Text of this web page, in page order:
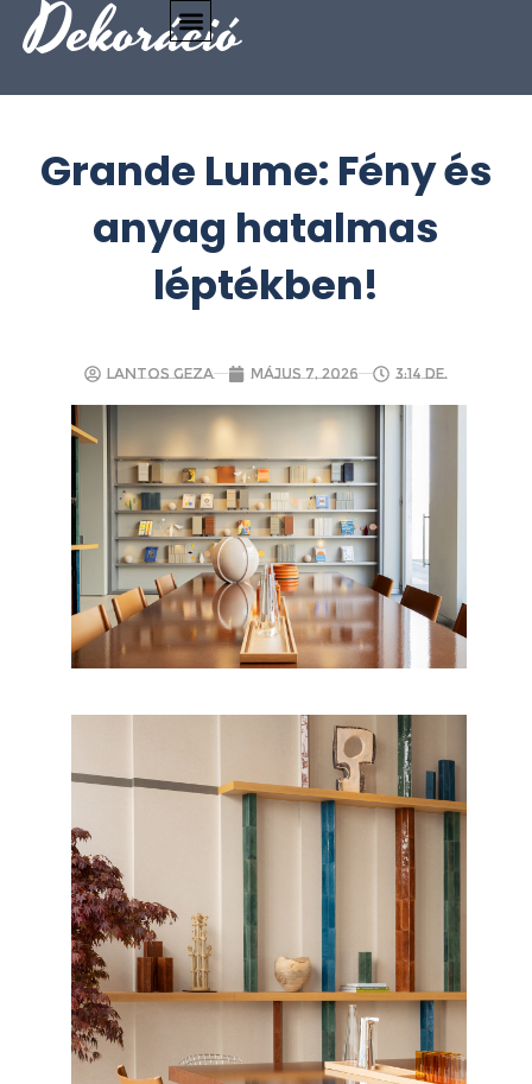
Dekoráció
Grande Lume: Fény és
anyag hatalmas
léptékben!
Lantos Geza május 7, 2026 3:14 de.